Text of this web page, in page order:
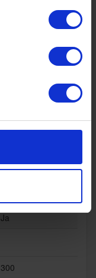
Inbyggnadsugn
Nej
Ja
Ja
300